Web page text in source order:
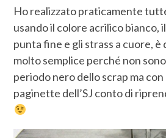
Ho realizzato praticamente
usando il colore acrilico bianco,
punta fine e gli strass a cuore,
molto semplice perché non
periodo nero dello scrap ma con
paginette dell’SJ conto di